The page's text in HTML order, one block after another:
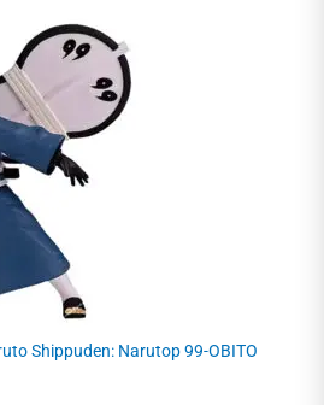
Shippuden: Narutop 99-OBITO